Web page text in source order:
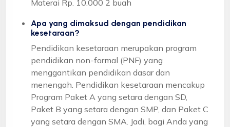
Materai Rp. 10.000 2 buah
Apa yang dimaksud dengan pendidikan
kesetaraan?
Pendidikan kesetaraan merupakan program
pendidikan non-formal (PNF) yang
menggantikan pendidikan dasar dan
menengah. Pendidikan kesetaraan mencakup
Program Paket A yang setara dengan SD,
Paket B yang setara dengan SMP, dan Paket C
yang setara dengan SMA. Jadi, bagi Anda yang